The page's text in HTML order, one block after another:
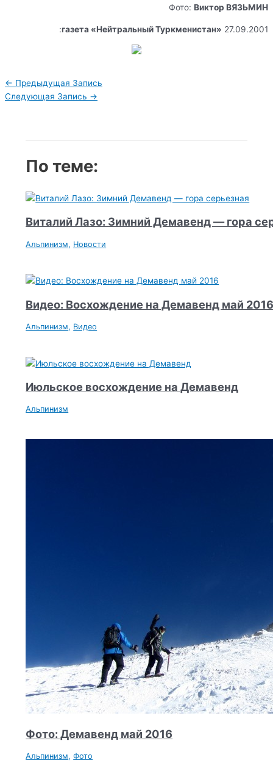
Фото: Виктор ВЯЗЬМИН
:газета «Нейтральный Туркменистан» 27.09.2001
Навигация
по
← Предыдущая Запись
Следующая Запись →
По теме:
Виталий Лазо: Зимний Демавенд — гора
Альпинизм, Новости
Видео: Восхождение на Демавенд май
Альпинизм, Видео
Июльское восхождение на Демавенд
Альпинизм
Фото: Демавенд май 2016
Альпинизм,Фото